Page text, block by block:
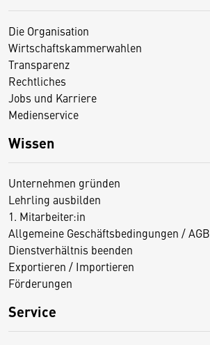
Die Organisation
Wirtschaftskammerwahlen
Transparenz
Rechtliches
Jobs und Karriere
Medienservice
Wissen
Unternehmen gründen
Lehrling ausbilden
1. Mitarbeiter:in
Allgemeine Geschäftsbedingungen / AGB
Dienstverhältnis beenden
Exportieren / Importieren
Förderungen
Service